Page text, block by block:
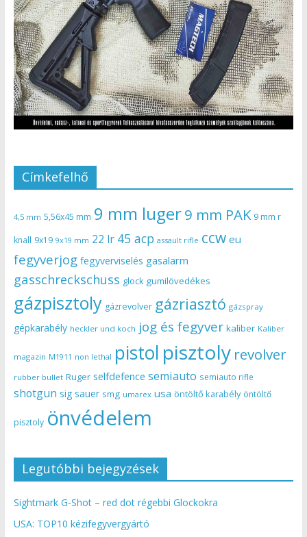
Címkefelhő
4,5 mm 5,56x45 mm 9 mm luger9 mm PAK 9 mm r
knall 9x19 9x19 mm 22 lr 45 acp assault rifle ccw eu
fegyverjog fegyverviselés gasalarm
gasschreckschuss glock gumilövedékes
gázpisztoly gázrevolver gázriasztó gázspray
gépkarabély heckler und koch jog és fegyver kaliber Kaliber
magazin M1911 non lethal pistol pisztoly revolver
rubber bullet Ruger selfdefence semiauto semiauto rifle
shotgun sig sauer smg umarex usa öntöltő karabély öntöltő
pisztoly önvédelem
Legutóbbi bejegyzések
Sightmark G-Shot – red dot régebbi Glockokra
USA: TOP10 kézifegyvergyártó